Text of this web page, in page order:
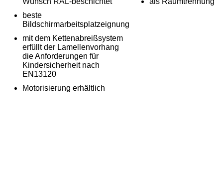
beste
Bildschirmarbeitsplatzeignung
mit dem Kettenabreißsystem
erfüllt der Lamellenvorhang
die Anforderungen für
Kindersicherheit nach
EN13120
Motorisierung erhältlich